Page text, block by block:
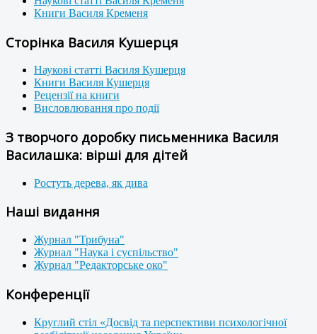
Книги Василя Кременя
Сторінка Василя Кушерця
Наукові статті Василя Кушерця
Книги Василя Кушерця
Рецензії на книги
Висловлювання про події
З творчого доробку письменника Василя
Василашка: вірші для дітей
Ростуть дерева, як дива
Наші видання
Журнал "Трибуна"
Журнал "Наука і суспільство"
Журнал "Редакторське око"
Конференції
Круглий стіл «Досвід та перспективи психологічної